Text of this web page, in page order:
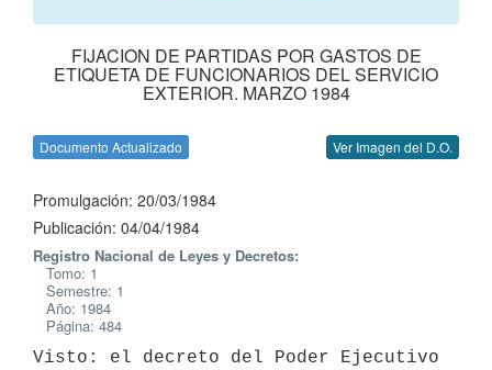
FIJACION DE PARTIDAS POR GASTOS DE
ETIQUETA DE FUNCIONARIOS DEL SERVICIO
EXTERIOR. MARZO 1984
Documento Actualizado Ver Imagen del D.O.
Promulgación: 20/03/1984
Publicación: 04/04/1984
Registro Nacional de Leyes y Decretos:
Tomo: 1
Semestre: 1
Año: 1984
Página: 484
Visto: el decreto del Poder Ejecutivo